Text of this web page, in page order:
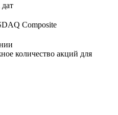
Composite
количество акций для